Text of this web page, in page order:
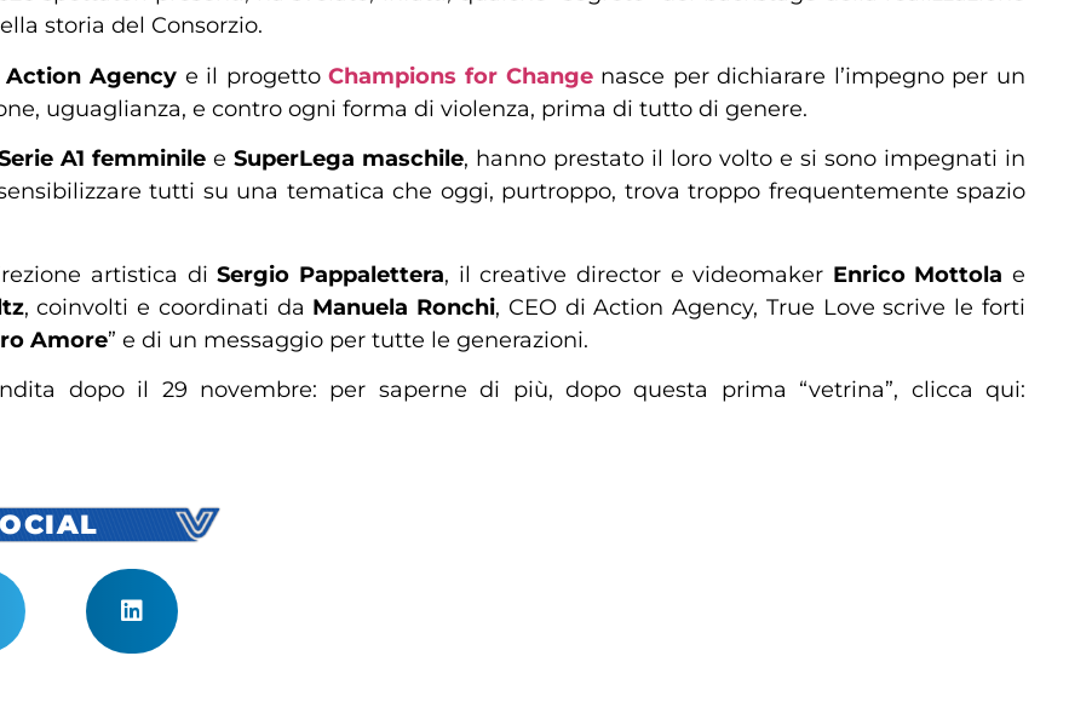
storia del Consorzio.
Action Agency e il progettoChampions for Changenasce per dichiarare l’impegno per un
uguaglianza, e contro ogni forma di violenza, prima di tutto di genere.
A1 femminile e SuperLega maschile, hanno prestato il loro volto e si sono impegnati in
tutti su una tematica che oggi, purtroppo, trova troppo frequentemente spazio
artistica diSergio Pappalettera, il creative director e videomaker Enrico Mottola e
, coinvolti e coordinati da Manuela Ronchi, CEO di Action Agency, True Love scrive le forti
Amore” e di un messaggio per tutte le generazioni.
dopo il 29 novembre: per saperne di più, dopo questa prima “vetrina”, clicca qui: